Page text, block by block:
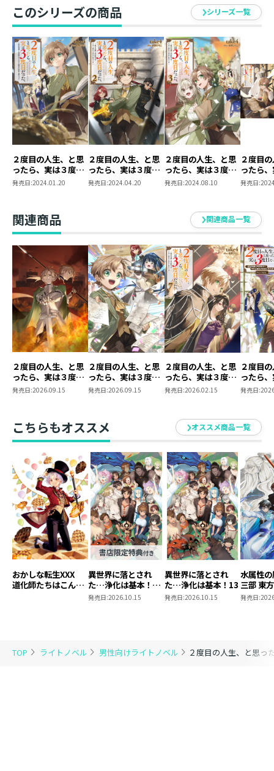
TOP ライトノベル 男性向けライトノベル ２度目の人生、と思っ
させていく！
だがそんなある日、宿敵となるであろう帝国一の智将・
ジークハルトが突如来訪して……⁉
“家族第一主義”な麒麟児による前代未聞の一大反逆劇、
第六弾！
このシリーズの商品 シリーズ一覧
２度目の人生、と思
ったら、実は３度目
だった。～歴史知識
と内政努力で不幸な
発売日:2024.01.20
２度目の人生、と思
ったら、実は３度目
だった。２～歴史知
識と内政努力で不幸
発売日:2024.04.20
２度目の人生、と思
ったら、実は３度目
だった。３～歴史知
識と内政努力で不幸
発売日:2024.08.10
２度目
ったら
だった
と内政
す～ 原
巻+コミ
巻 2冊
ット【
発売日:
関連商品 関連商品一覧
２度目の人生、と思
ったら、実は３度目
だった。８～歴史知
発売日:2026.09.15
２度目の人生、と思
ったら、実は３度目
だった。～歴史知識
発売日:2026.09.15
２度目の人生、と思
ったら、実は３度目
だった。7 ～歴史知
ます～
発売日:2026.02.15
２度目
ったら
だった
す～
発売日:
こちらもオススメ オススメ商品一覧
おかしな転生XXX
道化師たちはこんが
異世界に落とされ
た…浄化は基本！
13【ピッコマ限定
発売日:2026.10.15
異世界に落とされ
た…浄化は基本！13
発売日:2026.10.15
水属性
三部 東
発売日: